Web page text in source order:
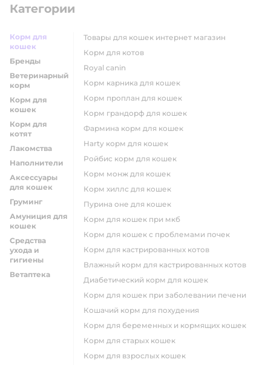
Категории
Корм для
кошек
Бренды
Ветеринарный
корм
Корм для
кошек
Корм для
котят
Лакомства
Наполнители
Аксессуары
для кошек
Груминг
Амуниция для
кошек
Средства
ухода и
гигиены
Ветаптека
товары для кошек интернет магазин
корм для котов
royal canin
корм карника для кошек
корм проплан для кошек
корм грандорф для кошек
фармина корм для кошек
harty корм для кошек
ройбис корм для кошек
корм монж для кошек
корм хиллс для кошек
пурина оне для кошек
корм для кошек при мкб
корм для кошек с проблемами почек
Корм для кастрированных котов
влажный корм для кастрированных котов
диабетический корм для кошек
корм для кошек при заболевании печени
кошачий корм для похудения
корм для беременных и кормящих кошек
корм для старых кошек
корм для взрослых кошек